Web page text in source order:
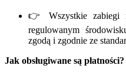
👉 Wszystkie zabiegi
regulowanym
zgodą i zgodnie ze
Jak obsługiwane są płatności?